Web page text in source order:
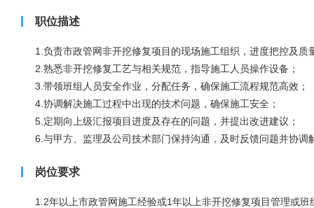
职位描述
1.负责市政管网非开挖修复项目的现场施工组织，进度把控及质
2.熟悉非开挖修复工艺与相关规范，指导施工人员操作设备；
3.带领班组人员安全作业，分配任务，确保施工流程规范高效；
4.协调解决施工过程中出现的技术问题，确保施工安全；
5.定期向上级汇报项目进度及存在的问题，并提出改进建议；
6.与甲方、监理及公司技术部门保持沟通，及时反馈问题并协调
岗位要求
1.2年以上市政管网施工经验或1年以上非开挖修复项目管理或班